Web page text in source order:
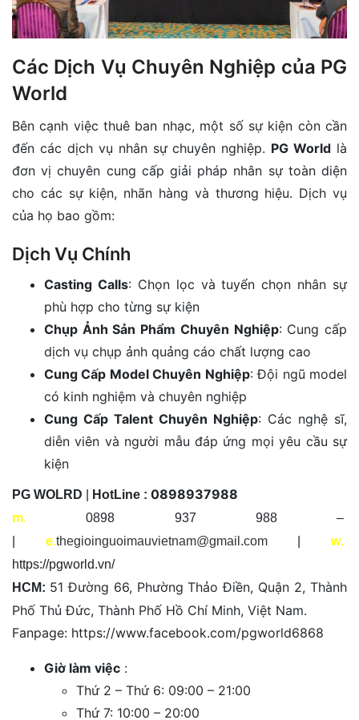
Các Dịch Vụ Chuyên Nghiệp của PG
World
Bên cạnh việc thuê ban nhạc, một số sự kiện còn cần
đến các dịch vụ nhân sự chuyên nghiệp. PG World là
đơn vị chuyên cung cấp giải pháp nhân sự toàn diện
cho các sự kiện, nhãn hàng và thương hiệu. Dịch vụ
của họ bao gồm:
Dịch Vụ Chính
Casting Calls: Chọn lọc và tuyển chọn nhân sự
phù hợp cho từng sự kiện
Chụp Ảnh Sản Phẩm Chuyên Nghiệp: Cung cấp
dịch vụ chụp ảnh quảng cáo chất lượng cao
Cung Cấp Model Chuyên Nghiệp: Đội ngũ model
có kinh nghiệm và chuyên nghiệp
Cung Cấp Talent Chuyên Nghiệp: Các nghệ sĩ,
diễn viên và người mẫu đáp ứng mọi yêu cầu sự
kiện
PG WOLRD HotLine : 0898937988
m. 0898 937 988 –
e.thegioinguoimauvietnam@gmail.com|w.
https://pgworld.vn/
HCM: 51 Đường 66, Phường Thảo Điền, Quận 2, Thành
Phố Thủ Đức, Thành Phố Hồ Chí Minh, Việt Nam.
Fanpage: https://www.facebook.com/pgworld6868
Giờ làm việc :
Thứ 2 – Thứ 6: 09:00 – 21:00
Thứ 7: 10:00 – 20:00